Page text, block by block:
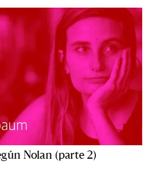
Nolan (parte 2)